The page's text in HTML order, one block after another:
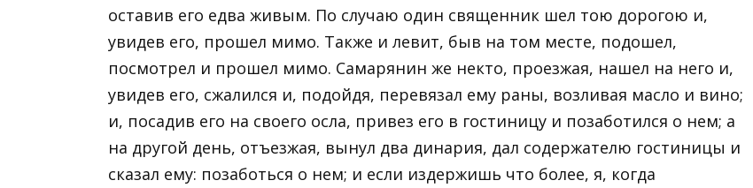
оставив его едва живым. По случаю один священник шел тою дорогою и,
увидев его, прошел мимо. Также и левит, быв на том месте, подошел,
посмотрел и прошел мимо. Самарянин же некто, проезжая, нашел на него и,
увидев его, сжалился и, подойдя, перевязал ему раны, возливая масло и вино;
и, посадив его на своего осла, привез его в гостиницу и позаботился о нем; а
на другой день, отъезжая, вынул два динария, дал содержателю гостиницы и
сказал ему: позаботься о нем; и если издержишь что более, я, когда